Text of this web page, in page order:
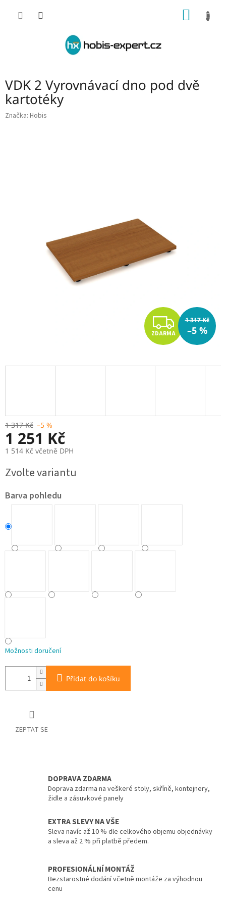
VDK 2 Vyrovnávací dno pod dvě
kartotéky
Značka: Hobis
Z
D
A
ZDARMA
1 317 Kč
–5 %
1 317 Kč –5 %
1 251 Kč
1 514 Kč včetně DPH
cena:
Zvolte variantu
Barva pohledu
Možnosti doručení
Přidat do košíku
ZEPTAT SE
DOPRAVA ZDARMA
Doprava zdarma na veškeré stoly, skříně, kontejnery,
židle a zásuvkové panely
EXTRA SLEVY NA VŠE
Sleva navíc až 10 % dle celkového objemu objednávky
a sleva až 2 % při platbě předem.
PROFESIONÁLNÍ MONTÁŽ
Bezstarostné dodání včetně montáže za výhodnou
cenu